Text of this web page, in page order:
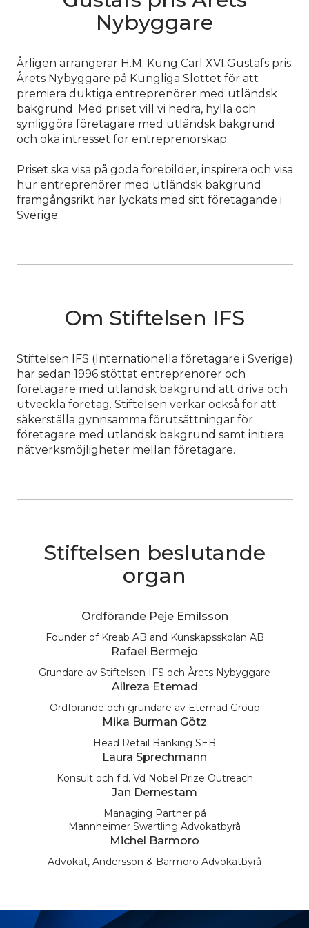
Nybyggare
Årligen arrangerar H.M. Kung Carl XVI Gustafs pris
Årets Nybyggare på Kungliga Slottet för att
premiera duktiga entreprenörer med utländsk
bakgrund. Med priset vill vi hedra, hylla och
synliggöra företagare med utländsk bakgrund
och öka intresset för entreprenörskap.
Priset ska visa på goda förebilder, inspirera och visa
hur entreprenörer med utländsk bakgrund
framgångsrikt har lyckats med sitt företagande i
Sverige.
Om Stiftelsen IFS
Stiftelsen IFS (Internationella företagare i Sverige)
har sedan 1996 stöttat entreprenörer och
företagare med utländsk bakgrund att driva och
utveckla företag. Stiftelsen verkar också för att
säkerställa gynnsamma förutsättningar för
företagare med utländsk bakgrund samt initiera
nätverksmöjligheter mellan företagare.
Stiftelsen beslutande
organ
Ordförande Peje Emilsson
Founder of Kreab AB and Kunskapsskolan AB
Rafael Bermejo
Grundare av Stiftelsen IFS och Årets Nybyggare
Alireza Etemad
Ordförande och grundare av Etemad Group
Mika Burman Götz
Head Retail Banking SEB
Laura Sprechmann
Konsult och f.d. Vd Nobel Prize Outreach
Jan Dernestam
Managing Partner på
Mannheimer Swartling Advokatbyrå
Michel Barmoro
Advokat, Andersson & Barmoro Advokatbyrå